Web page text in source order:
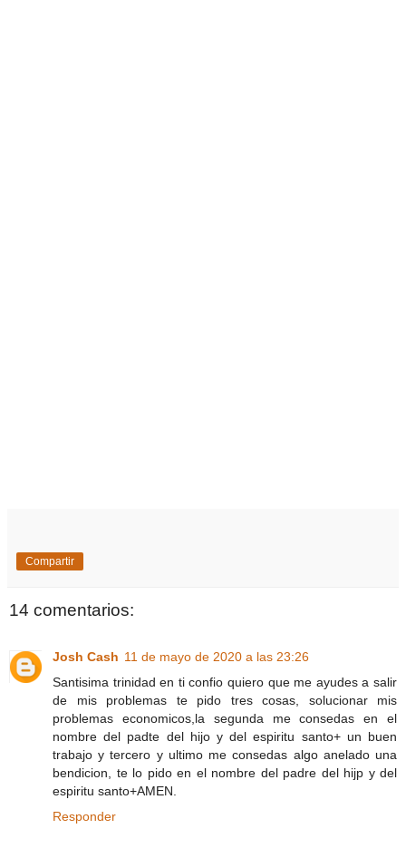
Compartir
14 comentarios:
Josh Cash 11 de mayo de 2020 a las 23:26
Santisima trinidad en ti confio quiero que me ayudes a salir
de mis problemas te pido tres cosas, solucionar mis
problemas economicos,la segunda me consedas en el
nombre del padte del hijo y del espiritu santo+ un buen
trabajo y tercero y ultimo me consedas algo anelado una
bendicion, te lo pido en el nombre del padre del hijp y del
espiritu santo+AMEN.
Responder